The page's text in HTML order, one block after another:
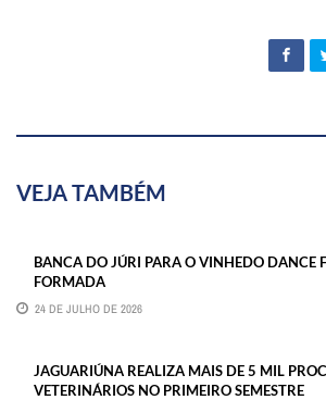
VEJA TAMBÉM
BANCA DO JÚRI PARA O VINHEDO DANCE
FORMADA
24 DE JULHO DE 2026
JAGUARIÚNA REALIZA MAIS DE 5 MIL
VETERINÁRIOS NO PRIMEIRO SEMESTRE